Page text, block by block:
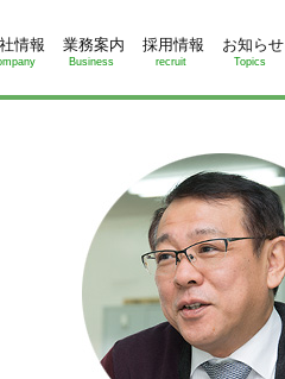
情報 業務案内
Business
採用情報
recruit
お知らせ
Topics